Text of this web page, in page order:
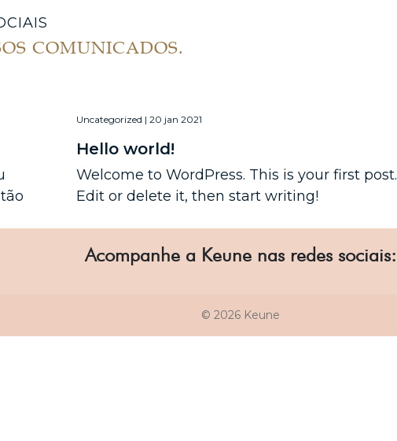
COMUNICADOS.
Uncategorized | 20 jan 2021
Hello world!
Welcome to WordPress. This is your first post.
Edit or delete it, then start writing!
Acompanhe a Keune nas redes sociais:
© 2026 Keune